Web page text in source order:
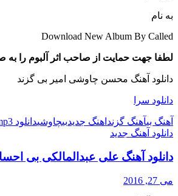
به نام
Download New Album By Called
لطفا جهت حمایت از صاحب اثر آلبوم را به
دانلود آهنگ محسن چاوشی امیر بی گزند
دانلود سرا
آهنگ بیآهنگ گزند اهنگ جدیدبیچاوشیدانلود mp3
دانلود آهنگ جدید
دانلود آهنگ علی عبدالمالکی بی
می 27, 2016